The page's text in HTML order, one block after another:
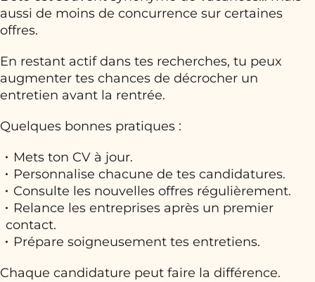
aussi de moins de concurrence sur certaines
offres.
En restant actif dans tes recherches, tu peux
augmenter tes chances de décrocher un
entretien avant la rentrée.
Quelques bonnes pratiques :
Mets ton CV à jour.
Personnalise chacune de tes candidatures.
Consulte les nouvelles offres régulièrement.
Relance les entreprises après un premier
contact.
Prépare soigneusement tes entretiens.
Chaque candidature peut faire la différence.